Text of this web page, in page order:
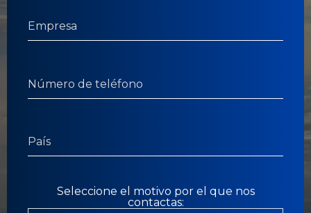
Seleccione el motivo por el que nos
contactas: